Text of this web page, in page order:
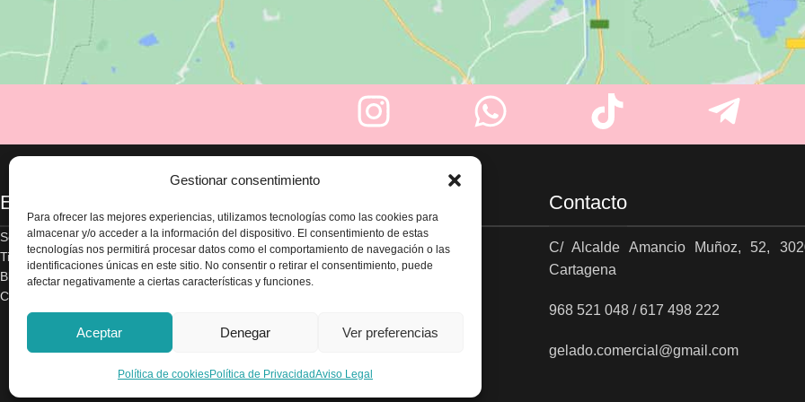
Gestionar consentimiento
Para ofrecer las mejores experiencias, utilizamos tecnologías como las cookies para
almacenar y/o acceder a la información del dispositivo. El consentimiento de estas
tecnologías nos permitirá procesar datos como el comportamiento de navegación o las
identificaciones únicas en este sitio. No consentir o retirar el consentimiento, puede
afectar negativamente a ciertas características y funciones.
Aceptar Denegar Ver preferencias
Política de cookiesPolítica de PrivacidadAviso Legal
Enlaces
Sobre nosotros
Tienda
Blog
Contacte con nosotros
Aviso legal
Política de privacidad
Términos y condiciones
Política de cookies
Contacto
C/ Alcalde Amancio Muñoz, 52,
Cartagena
968 521 048 / 617 498 222
gelado.comercial@gmail.com